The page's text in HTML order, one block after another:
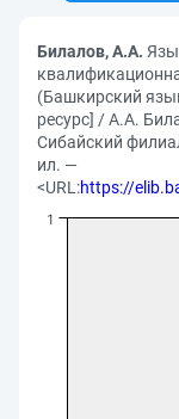
Билалов, А.А.
(Башкирский
ресурс] / А.А.
Сибайский
ил. —
<URL:https://